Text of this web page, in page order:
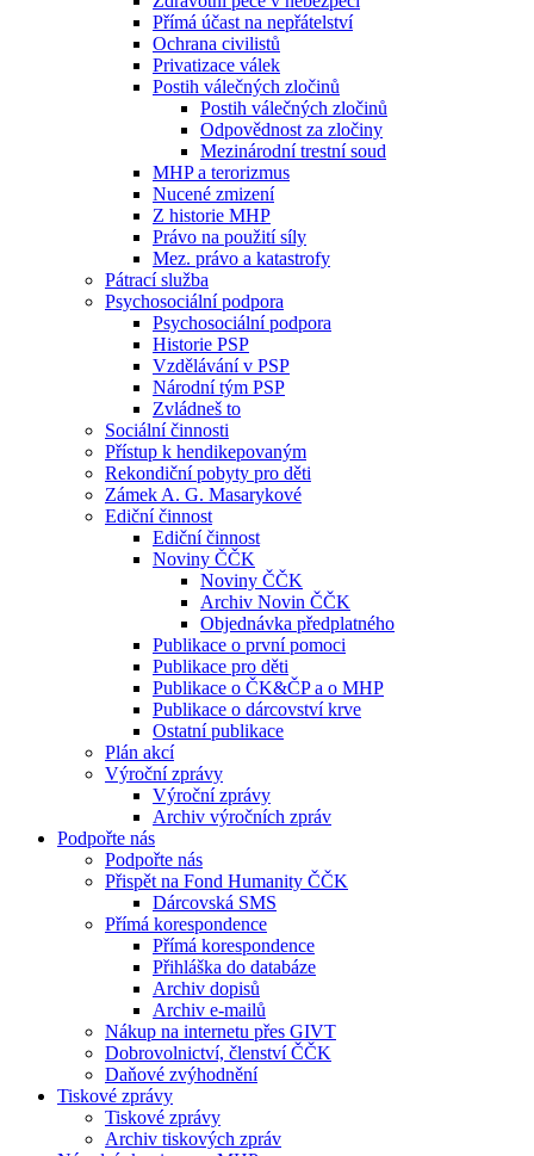
Přímá účast na nepřátelství
Ochrana civilistů
Privatizace válek
Postih válečných zločinů
Postih válečných zločinů
Odpovědnost za zločiny
Mezinárodní trestní soud
MHP a terorizmus
Nucené zmizení
Z historie MHP
Právo na použití síly
Mez. právo a katastrofy
Pátrací služba
Psychosociální podpora
Psychosociální podpora
Historie PSP
Vzdělávání v PSP
Národní tým PSP
Zvládneš to
Sociální činnosti
Přístup k hendikepovaným
Rekondiční pobyty pro děti
Zámek A. G. Masarykové
Ediční činnost
Ediční činnost
Noviny ČČK
Noviny ČČK
Archiv Novin ČČK
Objednávka předplatného
Publikace o první pomoci
Publikace pro děti
Publikace o ČK&ČP a o MHP
Publikace o dárcovství krve
Ostatní publikace
Plán akcí
Výroční zprávy
Výroční zprávy
Archiv výročních zpráv
Podpořte nás
Podpořte nás
Přispět na Fond Humanity ČČK
Dárcovská SMS
Přímá korespondence
Přímá korespondence
Přihláška do databáze
Archiv dopisů
Archiv e-mailů
Nákup na internetu přes GIVT
Dobrovolnictví, členství ČČK
Daňové zvýhodnění
Tiskové zprávy
Tiskové zprávy
Archiv tiskových zpráv